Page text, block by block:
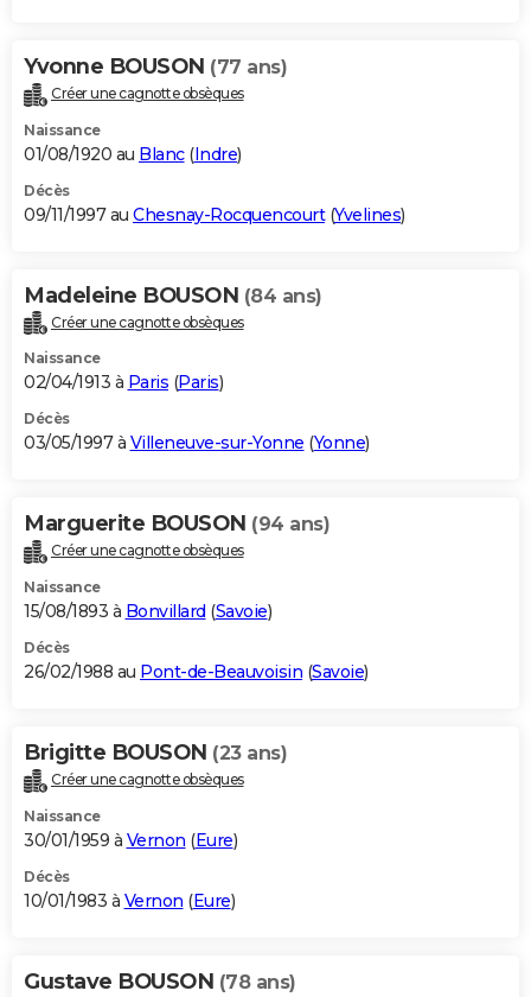
Yvonne BOUSON (77 ans)
Créer une cagnotte obsèques
Naissance
01/08/1920 au Blanc(Indre)
Décès
09/11/1997 au Chesnay-Rocquencourt(Yvelines)
Madeleine BOUSON (84 ans)
Créer une cagnotte obsèques
Naissance
02/04/1913 à Paris (Paris)
Décès
03/05/1997 à Villeneuve-sur-Yonne (Yonne)
Marguerite BOUSON (94 ans)
Créer une cagnotte obsèques
Naissance
15/08/1893 à Bonvillard (Savoie)
Décès
26/02/1988 au Pont-de-Beauvoisin (Savoie)
Brigitte BOUSON (23 ans)
Créer une cagnotte obsèques
Naissance
30/01/1959 à Vernon (Eure)
Décès
10/01/1983 à Vernon (Eure)
Gustave BOUSON (78 ans)